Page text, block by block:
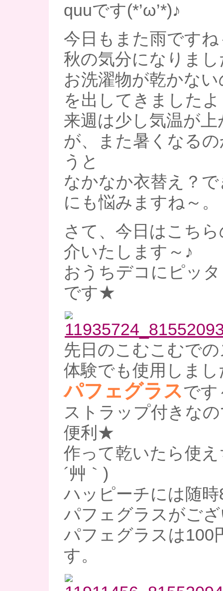
quuです(*’ω’*)♪
今日もまた雨です
秋の気分になりまし
お洗濯物が乾かな
を出してきました
来週は少し気温が
が、また暑くなる
うと
なかなか衣替え？
にも悩みますね～。
さて、今日はこち
介いたします～♪
おうちデコにピッ
です★
先日のこむこむで
体験でも使用しまし
パフェグラスです
ストラップ付きな
便利★
作って乾いたら使
´艸｀)
ハッピーチには随
パフェグラスがご
パフェグラスは100
す。